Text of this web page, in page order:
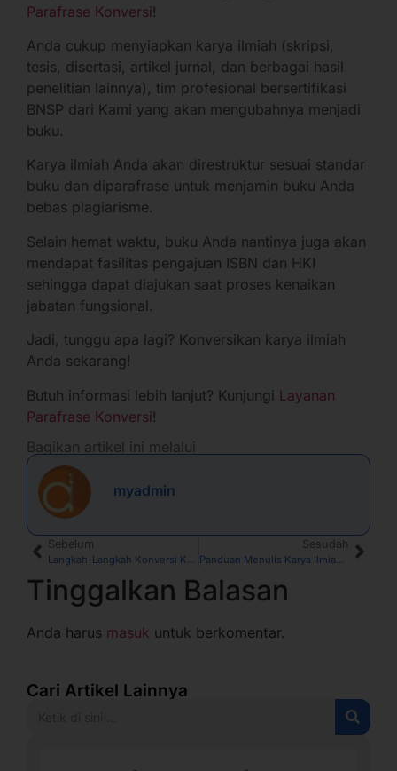
Parafrase Konversi!
Anda cukup menyiapkan karya ilmiah (skripsi,
tesis, disertasi, artikel jurnal, dan berbagai hasil
penelitian lainnya), tim profesional bersertifikasi
BNSP dari Kami yang akan mengubahnya menjadi
buku.
Karya ilmiah Anda akan direstruktur sesuai standar
buku dan diparafrase untuk menjamin buku Anda
bebas plagiarisme.
Selain hemat waktu, buku Anda nantinya juga akan
mendapat fasilitas pengajuan ISBN dan HKI
sehingga dapat diajukan saat proses kenaikan
jabatan fungsional.
Jadi, tunggu apa lagi? Konversikan karya ilmiah
Anda sekarang!
Butuh informasi lebih lanjut? Kunjungi Layanan
Parafrase Konversi!
Bagikan artikel ini melalui
myadmin
Sebelum
Langkah-Langkah Konversi Karya Ilmiah Menjadi Buku di Parafrase Indonesia
Sesudah
Panduan Menulis Karya Ilmiah Sesuai Etika Penelitian
Tinggalkan Balasan
Anda harus masuk untuk berkomentar.
Cari Artikel Lainnya